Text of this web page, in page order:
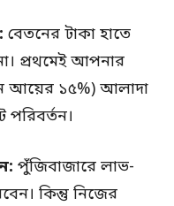
বেতনের টাকা হাতে
প্রথমেই আপনার
আয়ের ১৫%) আলাদা
পরিবর্তন।
পুঁজিবাজারে লাভ-
কিন্তু নিজের